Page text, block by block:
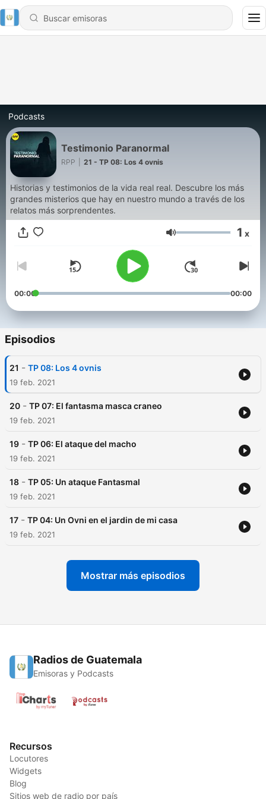
Podcasts
Testimonio Paranormal
RPP 21 - TP 08: Los 4 ovnis
Historias y testimonios de la vida real real. Descubre los más
grandes misterios que hay en nuestro mundo a través de los
relatos más sorprendentes.
Volumen 1 x
00:00 00:00
Episodios
21 - TP 08: Los 4 ovnis
19 feb. 2021
20 - TP 07: El fantasma masca craneo
19 feb. 2021
19 - TP 06: El ataque del macho
19 feb. 2021
18 - TP 05: Un ataque Fantasmal
19 feb. 2021
17 - TP 04: Un Ovni en el jardin de mi casa
19 feb. 2021
Mostrar más episodios
Radios de Guatemala
Emisoras y Podcasts
Recursos
Locutores
Widgets
Blog
Sitios web de radio por país